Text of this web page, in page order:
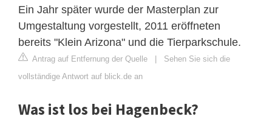
Ein Jahr später wurde der Masterplan zur
Umgestaltung vorgestellt, 2011 eröffneten
bereits "Klein Arizona" und die Tierparkschule.
Antrag auf Entfernung der Quelle | Sehen Sie sich die
vollständige Antwort auf blick.de an
Was ist los bei Hagenbeck?